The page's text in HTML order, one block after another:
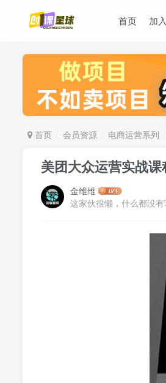
首页 加
首页 会员资源 电商运营系列
美团大众运营实战
金维维
这家伙很懒，什么都没